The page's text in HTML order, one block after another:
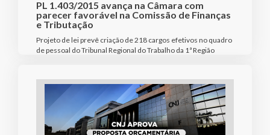
PL 1.403/2015 avança na Câmara com
parecer favorável na Comissão de Finanças
e Tributação
Projeto de lei prevê criação de 218 cargos efetivos no quadro
de pessoal do Tribunal Regional do Trabalho da 1ª Região